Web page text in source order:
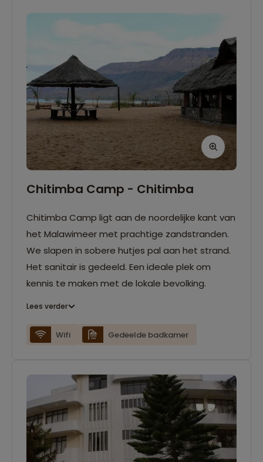
Chitimba Camp - Chitimba
Chitimba Camp ligt aan de noordelijke kant van
het Malawimeer met prachtige zandstranden.
We slapen in sobere hutjes pal aan het strand.
Het sanitair is gedeeld. Een ideale plek om
kennis te maken met de lokale bevolking.
Lees verder
Wifi Gedeelde badkamer